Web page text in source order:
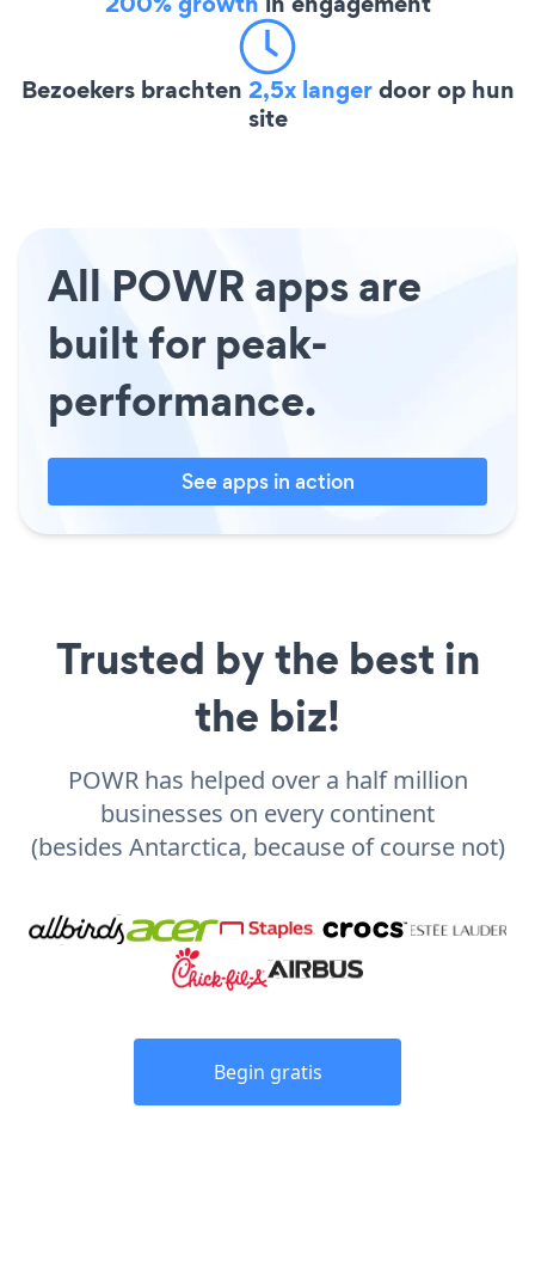
Bezoekers brachten 2,5x langerdoor op hun
site
All POWR apps are
built for peak-
performance.
See apps in action
Trusted by the best in
the biz!
POWR has helped over a half million
businesses on every continent
(besides Antarctica, because of course not)
Begin gratis